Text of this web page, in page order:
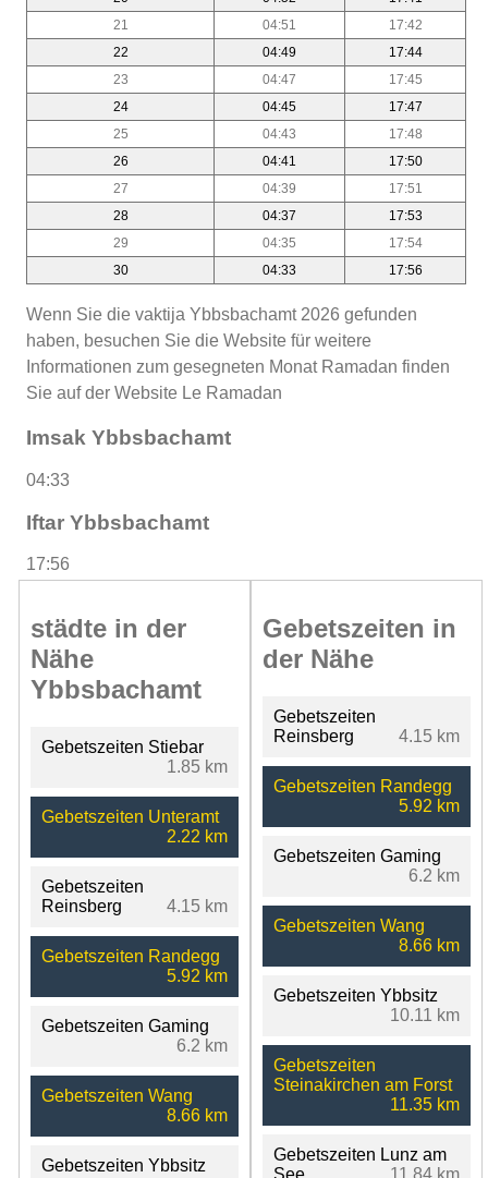
21
04:51
17:42
22
04:49
17:44
23
04:47
17:45
24
04:45
17:47
25
04:43
17:48
26
04:41
17:50
27
04:39
17:51
28
04:37
17:53
29
04:35
17:54
30
04:33 17:56
Wenn Sie die vaktija Ybbsbachamt 2026 gefunden
haben, besuchen Sie die Website für weitere
Informationen zum gesegneten Monat Ramadan finden
Sie auf der Website Le Ramadan
Imsak Ybbsbachamt
04:33
Iftar Ybbsbachamt
17:56
städte in der
Nähe
Ybbsbachamt
Gebetszeiten Stiebar
1.85 km
Gebetszeiten Unteramt
2.22 km
Gebetszeiten
Reinsberg
4.15 km
Gebetszeiten Randegg
5.92 km
Gebetszeiten Gaming
6.2 km
Gebetszeiten Wang
8.66 km
Gebetszeiten Ybbsitz
Gebetszeiten in
der Nähe
Gebetszeiten
Reinsberg
4.15 km
Gebetszeiten Randegg
5.92 km
Gebetszeiten Gaming
6.2 km
Gebetszeiten Wang
8.66 km
Gebetszeiten Ybbsitz
10.11 km
Gebetszeiten
Steinakirchen am Forst
11.35 km
Gebetszeiten Lunz am